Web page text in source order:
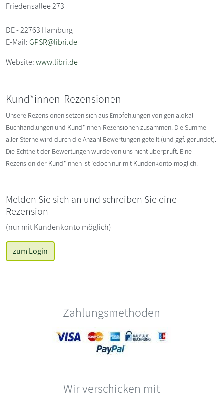
Friedensallee 273
DE - 22763 Hamburg
E-Mail:GPSR@libri.de
Website:www.libri.de
Kund*innen-Rezensionen
Unsere Rezensionen setzen sich aus Empfehlungen von genialokal-
Buchhandlungen und Kund*innen-Rezensionen zusammen. Die Summe
aller Sterne wird durch die Anzahl Bewertungen geteilt (und ggf. gerundet).
Die Echtheit der Bewertungen wurde von uns nicht überprüft. Eine
Rezension der Kund*innen ist jedoch nur mit Kundenkonto möglich.
Melden Sie sich an und schreiben Sie eine
Rezension
(nur mit Kundenkonto möglich)
zum Login
Zahlungsmethoden
Wir verschicken mit